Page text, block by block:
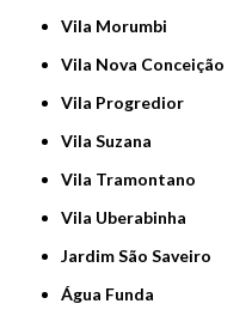
Vila Morumbi
Vila Nova Conceição
Vila Progredior
Vila Suzana
Vila Tramontano
Vila Uberabinha
jardim São Saveiro
Água Funda